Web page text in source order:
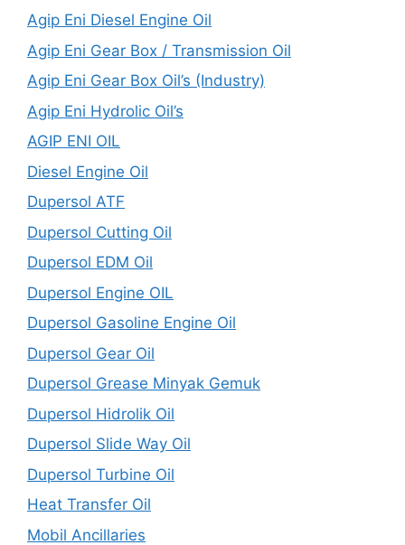
Agip Eni Diesel Engine Oil
Agip Eni Gear Box / Transmission Oil
Agip Eni Gear Box Oil’s (Industry)
Agip Eni Hydrolic Oil’s
AGIP ENI OIL
Diesel Engine Oil
Dupersol ATF
Dupersol Cutting Oil
Dupersol EDM Oil
Dupersol Engine OIL
Dupersol Gasoline Engine Oil
Dupersol Gear Oil
Dupersol Grease Minyak Gemuk
Dupersol Hidrolik Oil
Dupersol Slide Way Oil
Dupersol Turbine Oil
Heat Transfer Oil
Mobil Ancillaries